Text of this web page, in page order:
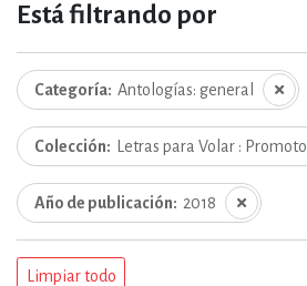
Está filtrando por
Categoría Antologías: general
Colección Letras para Volar :
Año de publicación 2018
Limpiar todo